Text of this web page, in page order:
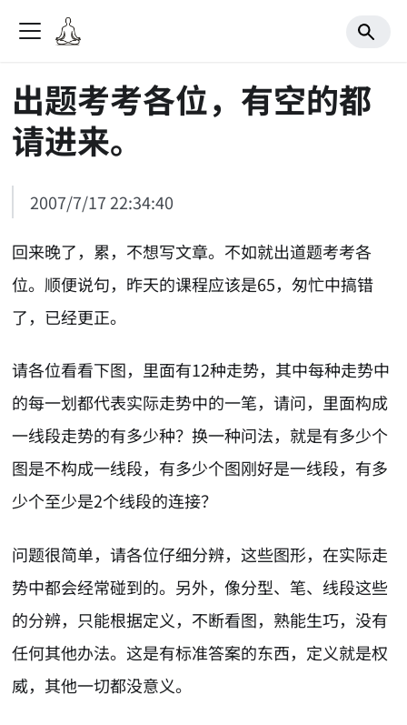
出题考考各位，有空的都
请进来。
2007/7/17 22:34:40
回来晚了，累，不想写文章。不如就出道题考考各
位。顺便说句，昨天的课程应该是65，匆忙中搞错
了，已经更正。
请各位看看下图，里面有12种走势，其中每种走势中
的每一划都代表实际走势中的一笔，请问，里面构成
一线段走势的有多少种？换一种问法，就是有多少个
图是不构成一线段，有多少个图刚好是一线段，有多
少个至少是2个线段的连接？
问题很简单，请各位仔细分辨，这些图形，在实际走
势中都会经常碰到的。另外，像分型、笔、线段这些
的分辨，只能根据定义，不断看图，熟能生巧，没有
任何其他办法。这是有标准答案的东西，定义就是权
威，其他一切都没意义。